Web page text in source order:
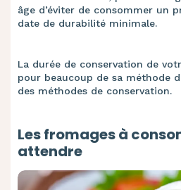
âge d’éviter de consommer un
date de durabilité minimale.
La durée de conservation de
pour beaucoup de sa méthode
des méthodes de conservation.
Les fromages à
attendre